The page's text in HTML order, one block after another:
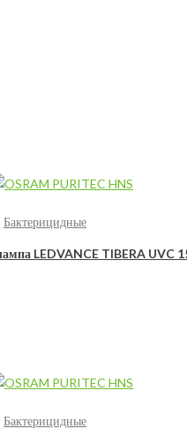
Бактерицидные
LEDVANCE TIBERA UVC
Бактерицидные